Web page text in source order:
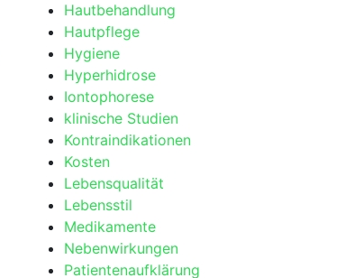
Hautbehandlung
Hautpflege
Hygiene
Hyperhidrose
Iontophorese
klinische Studien
Kontraindikationen
Kosten
Lebensqualität
Lebensstil
Medikamente
Nebenwirkungen
Patientenaufklärung